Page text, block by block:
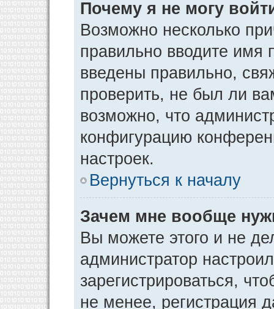
Почему я не могу
Возможно несколько
правильно вводите имя
введены правильно,
проверить, не был ли
возможно, что
конфигурацию
настроек.
Вернуться к началу
Зачем мне вообще
Вы можете этого и не
администратор
зарегистрироваться,
не менее, регистрация